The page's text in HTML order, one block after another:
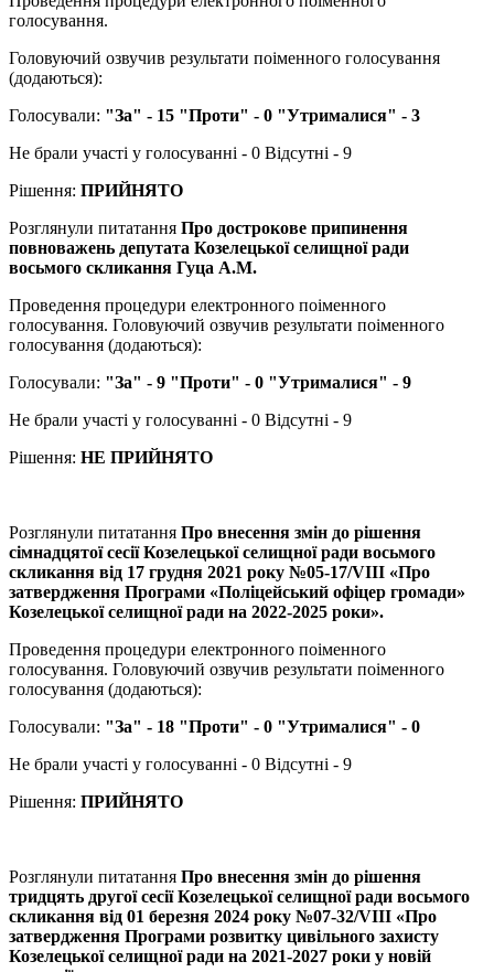
голосування.
Головуючий озвучив результати поіменного голосування
(додаються):
Голосували: "За" - 15 "Проти" - 0 "Утрималися" - 3
Не брали участі у голосуванні - 0 Відсутні - 9
Рішення: ПРИЙНЯТО
Розглянули питатання Про дострокове припинення
повноважень депутата Козелецької селищної ради
восьмого скликання Гуца А.М.
Проведення процедури електронного поіменного
голосування. Головуючий озвучив результати поіменного
голосування (додаються):
Голосували: "За" - 9 "Проти" - 0 "Утрималися" - 9
Не брали участі у голосуванні - 0 Відсутні - 9
Рішення: НЕ ПРИЙНЯТО
Розглянули питатання Про внесення змін до рішення
сімнадцятої сесії Козелецької селищної ради восьмого
скликання від 17 грудня 2021 року №05-17/VIII «Про
затвердження Програми «Поліцейський офіцер громади»
Козелецької селищної ради на 2022-2025 роки».
Проведення процедури електронного поіменного
голосування. Головуючий озвучив результати поіменного
голосування (додаються):
Голосували: "За" - 18 "Проти" - 0 "Утрималися" - 0
Не брали участі у голосуванні - 0 Відсутні - 9
Рішення: ПРИЙНЯТО
Розглянули питатання Про внесення змін до рішення
тридцять другої сесії Козелецької селищної ради восьмого
скликання від 01 березня 2024 року №07-32/VIII «Про
затвердження Програми розвитку цивільного захисту
Козелецької селищної ради на 2021-2027 роки у новій